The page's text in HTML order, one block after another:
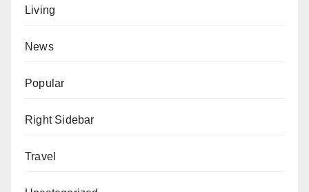
Living
News
Popular
Right Sidebar
Travel